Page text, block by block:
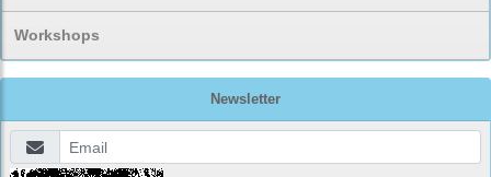
Workshops
Newsletter